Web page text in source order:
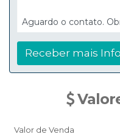
Valor de Venda